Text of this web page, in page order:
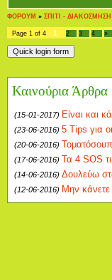
ΦΟΡΟΥΜ » ΣΠΙΤΙ -
Page 1 of 4 1 2 3 4 »
Καινούρια Άρθρα
(15-01-2017) Είναι και
(23-06-2016) 5 Tips για
(20-06-2016)
(17-06-2016) Τα 4 SOS
(14-06-2016) Δουλεύω
(12-06-2016) Μην